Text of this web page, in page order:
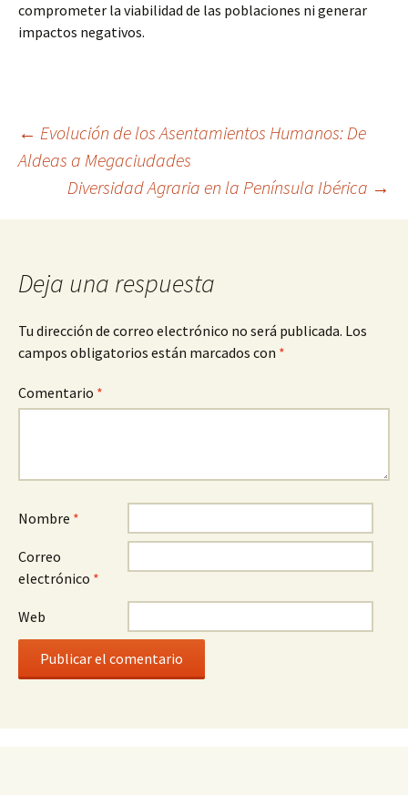
comprometer la viabilidad de las poblaciones ni generar
impactos negativos.
Navegación
← Evolución de los Asentamientos Humanos: De
Aldeas a Megaciudades
Diversidad Agraria en la Península Ibérica →
Deja una respuesta
Tu dirección de correo electrónico no será publicada. Los
campos obligatorios están marcados con *
Comentario *
Nombre *
Correo
electrónico *
Web